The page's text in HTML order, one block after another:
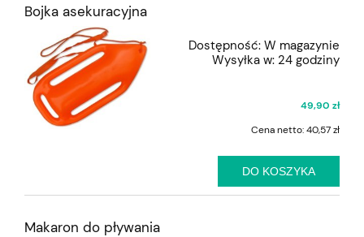
Bojka asekuracyjna
Dostępność: W magazynie
Wysyłka w: 24 godziny
49,90 zł
Cena netto:40,57 zł
DO KOSZYKA
Makaron do pływania